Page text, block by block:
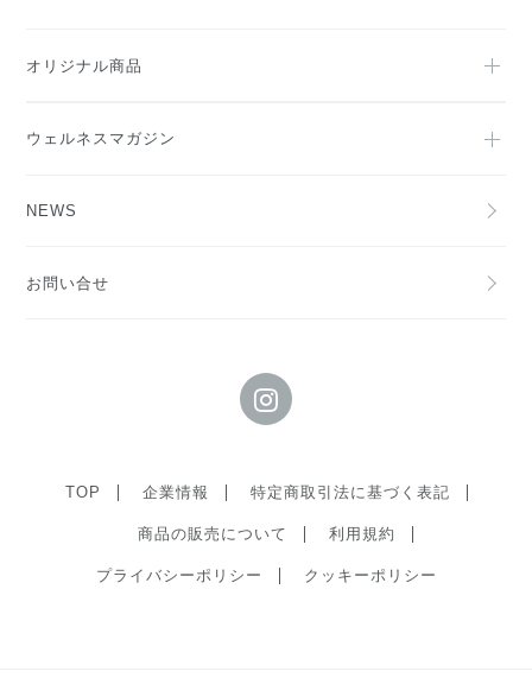
オリジナル商品
ウェルネスマガジン
NEWS
お問い合せ
TOP 企業情報 特定商取引法に基づく表記
商品の販売について 利用規約
プライバシーポリシー クッキーポリシー